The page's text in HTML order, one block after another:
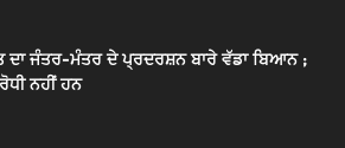
ਦਾ ਜੰਤਰ-ਮੰਤਰ ਦੇ ਪ੍ਰਦਰਸ਼ਨ ਬਾਰੇ ਵੱਡਾ ਬਿਆਨ ;
ਨਹੀਂ ਹਨ